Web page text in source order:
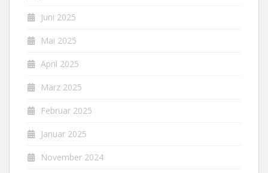
Juni 2025
Mai 2025
April 2025
März 2025
Februar 2025
Januar 2025
November 2024